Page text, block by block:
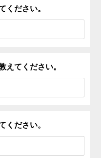
ください。
えてください。
ください。